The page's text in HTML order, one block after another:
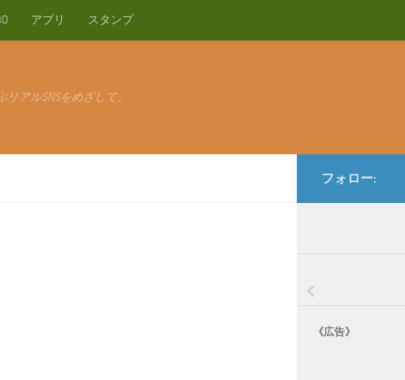
アプリ スタンプ
アルSNSをめざして。
フォロー:
《広告》